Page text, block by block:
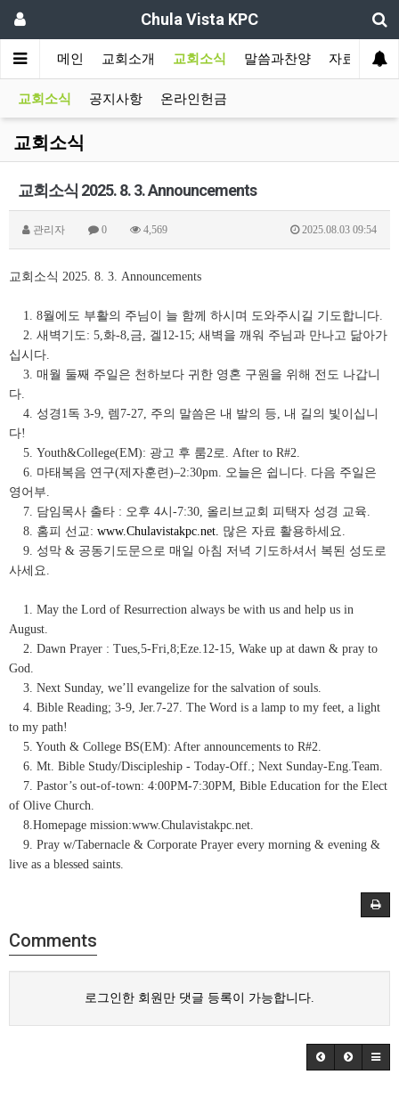
Chula Vista KPC
메인 교회소개 교회소식 말씀과찬양 자료실
교회소식 공지사항 온라인헌금
교회소식
교회소식 2025. 8. 3. Announcements
관리자 0 4,569 2025.08.03 09:54
교회소식 2025. 8. 3. Announcements
1. 8월에도 부활의 주님이 늘 함께 하시며 도와주시길 기도합니다.
2. 새벽기도: 5,화-8,금, 겔12-15; 새벽을 깨워 주님과 만나고 닮아가
십시다.
3. 매월 둘째 주일은 천하보다 귀한 영혼 구원을 위해 전도 나갑니
다.
4. 성경1독 3-9, 렘7-27, 주의 말씀은 내 발의 등, 내 길의 빛이십니
다!
5. Youth&College(EM): 광고 후 룸2로. After to R#2.
6. 마태복음 연구(제자훈련)–2:30pm. 오늘은 쉽니다. 다음 주일은
영어부.
7. 담임목사 출타 : 오후 4시-7:30, 올리브교회 피택자 성경 교육.
8. 홈피 선교: www.Chulavistakpc.net. 많은 자료 활용하세요.
9. 성막 & 공동기도문으로 매일 아침 저녁 기도하셔서 복된 성도로
사세요.
1. May the Lord of Resurrection always be with us and help us in
August.
2. Dawn Prayer : Tues,5-Fri,8;Eze.12-15, Wake up at dawn & pray to
God.
3. Next Sunday, we’ll evangelize for the salvation of souls.
4. Bible Reading; 3-9, Jer.7-27. The Word is a lamp to my feet, a light
to my path!
5. Youth & College BS(EM): After announcements to R#2.
6. Mt. Bible Study/Discipleship - Today-Off.; Next Sunday-Eng.Team.
7. Pastor’s out-of-town: 4:00PM-7:30PM, Bible Education for the Elect
of Olive Church.
8.Homepage mission:www.Chulavistakpc.net.
9. Pray w/Tabernacle & Corporate Prayer every morning & evening &
live as a blessed saints.
Comments
로그인한 회원만 댓글 등록이 가능합니다.